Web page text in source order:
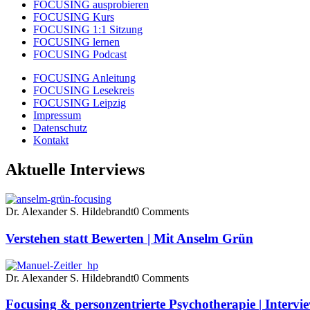
FOCUSING ausprobieren
FOCUSING Kurs
FOCUSING 1:1 Sitzung
FOCUSING lernen
FOCUSING Podcast
FOCUSING Anleitung
FOCUSING Lesekreis
FOCUSING Leipzig
Impressum
Datenschutz
Kontakt
Aktuelle Interviews
Dr. Alexander S. Hildebrandt0 Comments
Verstehen statt Bewerten | Mit Anselm Grün
Dr. Alexander S. Hildebrandt0 Comments
Focusing & personzentrierte Psychotherapie |